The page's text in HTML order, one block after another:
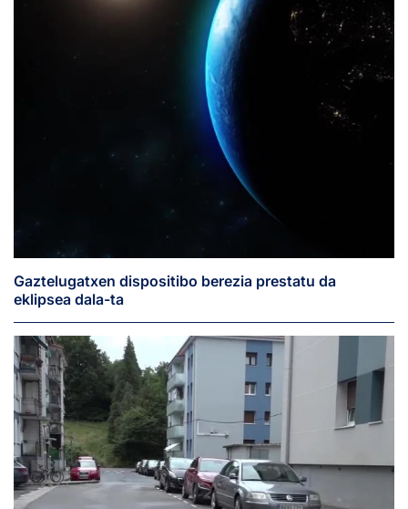
Gaztelugatxen dispositibo berezia prestatu da
eklipsea dala-ta